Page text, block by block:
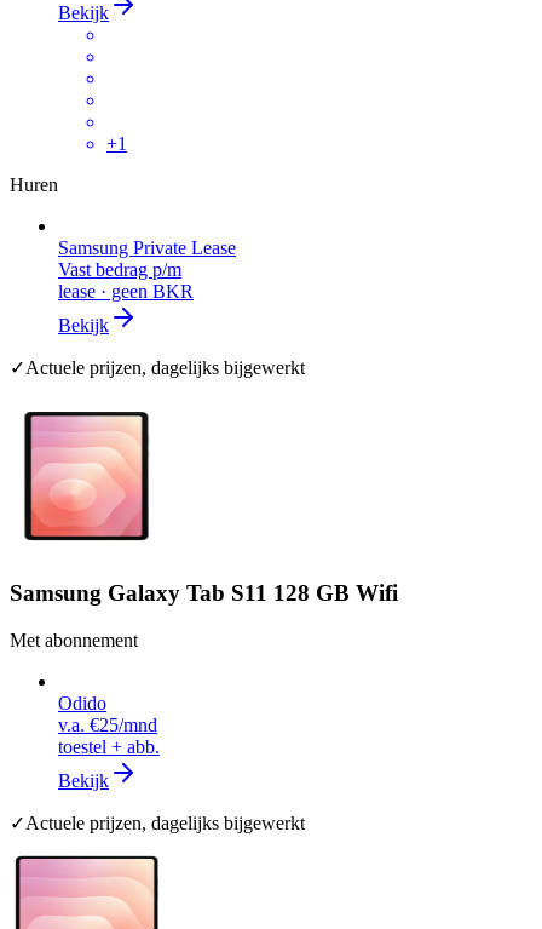
Bekijk
+1
Huren
Samsung Private Lease
Vast bedrag p/m
lease · geen BKR
Bekijk
✓Actuele prijzen, dagelijks bijgewerkt
Samsung Galaxy Tab S11 128 GB Wifi
Met abonnement
Odido
v.a. €25/mnd
toestel + abb.
Bekijk
✓Actuele prijzen, dagelijks bijgewerkt